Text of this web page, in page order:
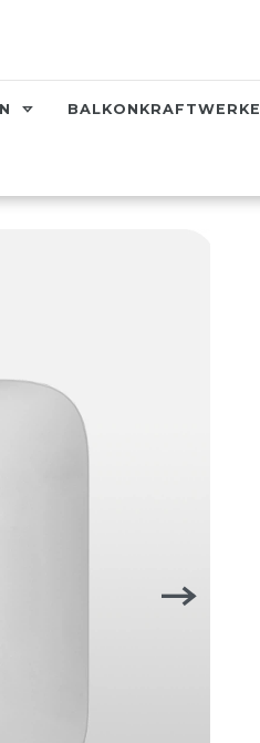
BALKONKRAFTWERKE